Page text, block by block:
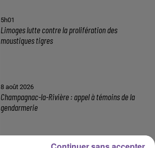
5h01
Limoges lutte contre la prolifération des
moustiques tigres
8 août 2026
Champagnac-la-Rivière : appel à témoins de la
gendarmerie